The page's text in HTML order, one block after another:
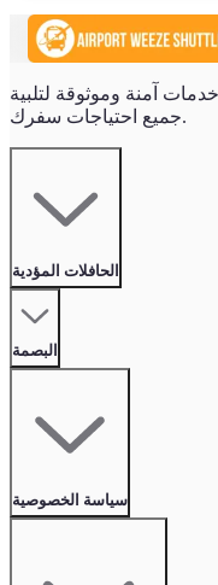
آمنة وموثوقة لتلبية
جميع احتياجات سفرك.
الحافلات المؤدية
البصمة
سياسة الخصوصية